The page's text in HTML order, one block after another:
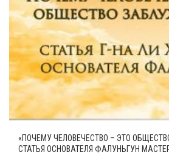
«ПОЧЕМУ ЧЕЛОВЕЧЕСТВО – ЭТО
СТАТЬЯ ОСНОВАТЕЛЯ ФАЛУНЬГУН